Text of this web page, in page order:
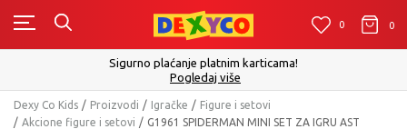
0 0
Sigurno plaćanje platnim karticama!
Pogledaj više
Dexy Co Kids Proizvodi Igračke
Figure i setovi
Akcione figure i setovi
G1961 SPIDERMAN MINI SET ZA IGRU AST